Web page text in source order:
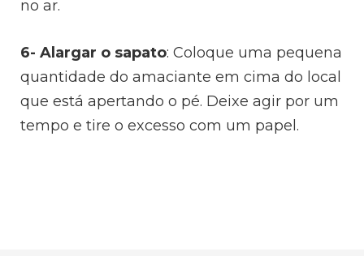
no ar.
6- Alargar o sapato:Coloque uma pequena
quantidade do amaciante em cima do local
que está apertando o pé. Deixe agir por um
tempo e tire o excesso com um papel.